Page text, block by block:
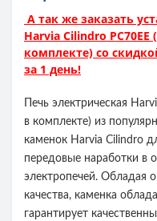
А так же заказать
Harvia Cilindro
комплекте) со
за 1 день!
Печь электрическая
в комплекте) из
каменок Harvia Cilindro
передовые наработки в
электропечей. Обладая
качества, каменка
гарантирует